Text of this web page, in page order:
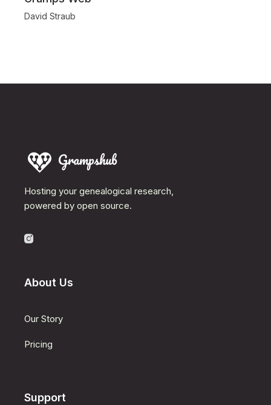
David Straub
Hosting your genealogical research,
powered by open source.
About Us
Our Story
Pricing
Support